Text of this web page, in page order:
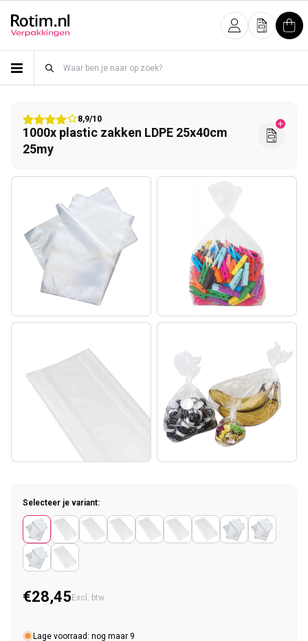
InloggenOfferte
8,9/10
1000x plastic zakken LDPE 25x40cm
25my
Selecteer je variant:
Normale prijs
€28,45 Excl. btw
Lage voorraad: nog maar 9